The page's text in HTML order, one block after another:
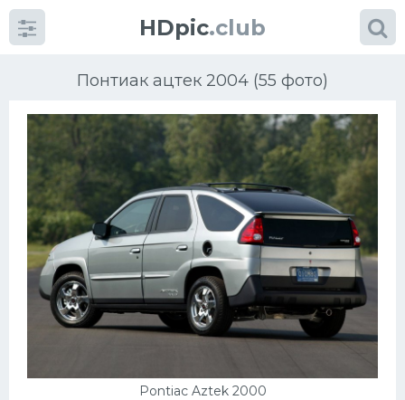
HDpic.club
Понтиак ацтек 2004 (55 фото)
Pontiac Aztek 2000
Категории
Разное
Автомобили